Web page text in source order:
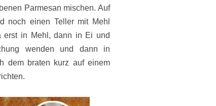
Parmesan mischen. Auf
noch einen Teller mit Mehl
erst in Mehl, dann in Ei und
wenden und dann in
dem braten kurz auf einem